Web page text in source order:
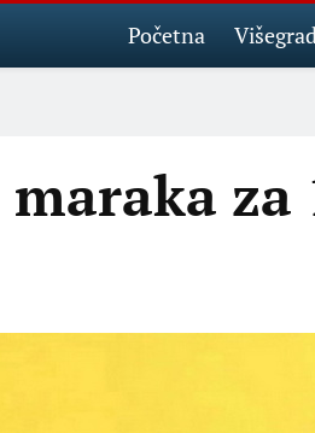
Početna
za